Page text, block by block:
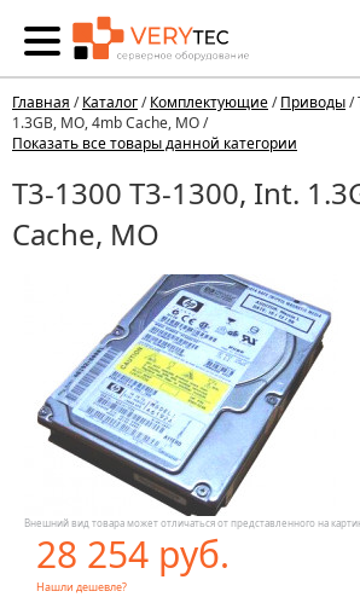
Главная /Каталог/Комплектующие/Приводы/
1.3GB, MO, 4mb Cache, MO /
Показать все товары данной категории
T3-1300 T3-1300, Int.
Cache, MO
Внешний вид товара может отличаться от представленного на
28 254 руб.
Нашли дешевле?